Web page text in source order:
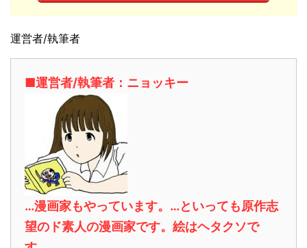
運営者/執筆者
■運営者/執筆者：ニョッキー
…漫画家もやっています。…といっても原作志
望のド素人の漫画家です。絵はヘタクソで